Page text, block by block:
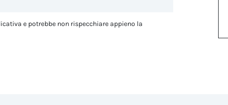
e potrebbe non rispecchiare appieno la